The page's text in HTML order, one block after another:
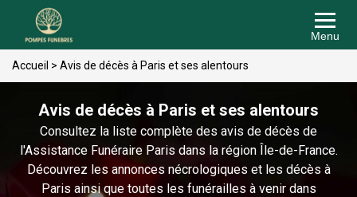
Menu
Accueil > Avis de décès à Paris et ses alentours
Avis de décès à Paris et ses alentours
Consultez la liste complète des avis de décès de
l'Assistance Funéraire Paris dans la région Île-de-France.
Découvrez les annonces nécrologiques et les décès à
Paris ainsi que toutes les funérailles à venir dans